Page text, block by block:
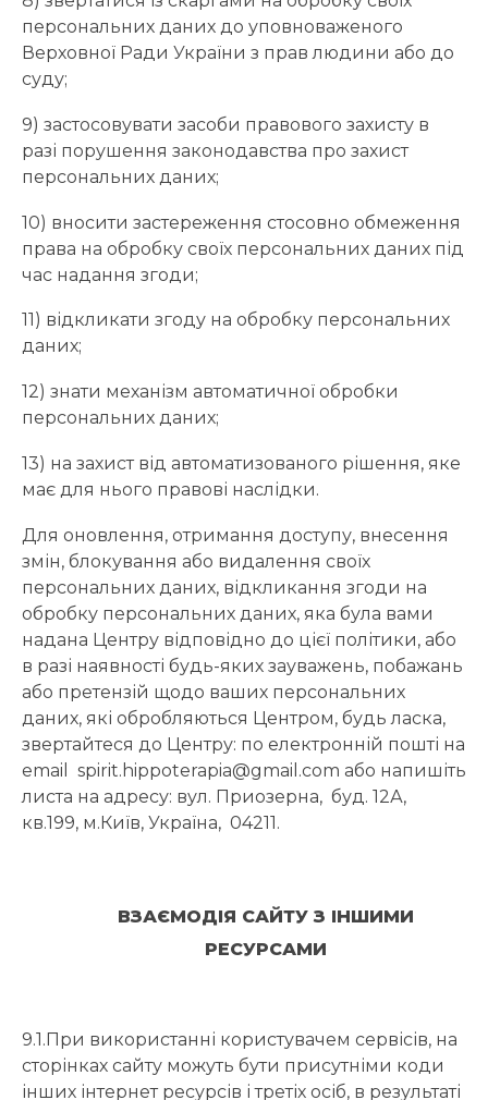
персональних даних до уповноваженого
Верховної Ради України з прав людини або до
суду;
9) застосовувати засоби правового захисту в
разі порушення законодавства про захист
персональних даних;
10) вносити застереження стосовно обмеження
права на обробку своїх персональних даних під
час надання згоди;
11) відкликати згоду на обробку персональних
даних;
12) знати механізм автоматичної обробки
персональних даних;
13) на захист від автоматизованого рішення, яке
має для нього правові наслідки.
Для оновлення, отримання доступу, внесення
змін, блокування або видалення своїх
персональних даних, відкликання згоди на
обробку персональних даних, яка була вами
надана Центру відповідно до цієї політики, або
в разі наявності будь-яких зауважень, побажань
або претензій щодо ваших персональних
даних, які обробляються Центром, будь ласка,
звертайтеся до Центру: по електронній пошті на
email spirit.hippoterapia@gmail.com або напишіть
листа на адресу: вул. Приозерна, буд. 12А,
кв.199, м.Київ, Україна, 04211.
ВЗАЄМОДІЯ САЙТУ З ІНШИМИ
РЕСУРСАМИ
9.1.При використанні користувачем сервісів, на
сторінках сайту можуть бути присутніми коди
інших інтернет ресурсів і третіх осіб, в результаті